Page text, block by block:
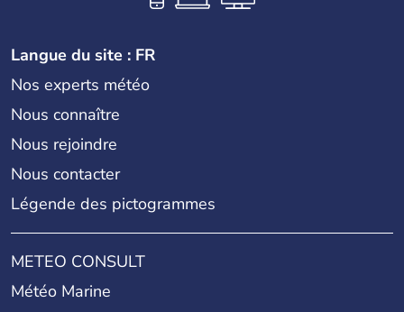
Langue du site : FR
Nos experts météo
Nous connaître
Nous rejoindre
Nous contacter
Légende des pictogrammes
METEO CONSULT
Météo Marine